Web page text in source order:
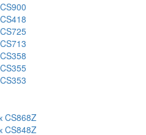
CS868Z
CS848Z